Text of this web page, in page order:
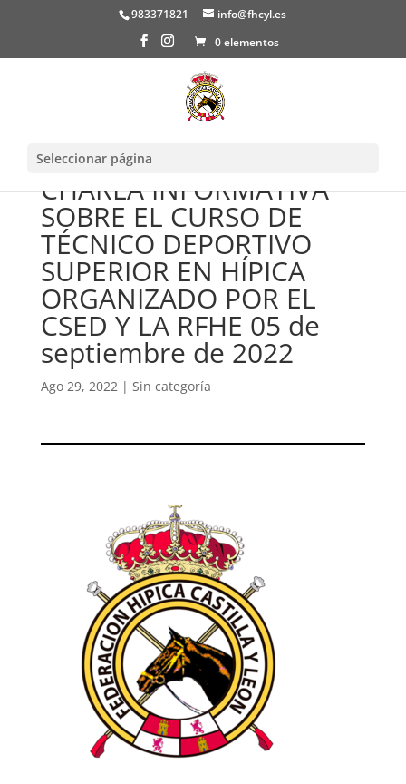
983371821
info@fhcyl.es
0 elementos
Seleccionar página
CHARLA INFORMATIVA
SOBRE EL CURSO DE
TÉCNICO DEPORTIVO
SUPERIOR EN HÍPICA
ORGANIZADO POR EL
CSED Y LA RFHE 05 de
septiembre de 2022
Ago 29, 2022| Sin categoría